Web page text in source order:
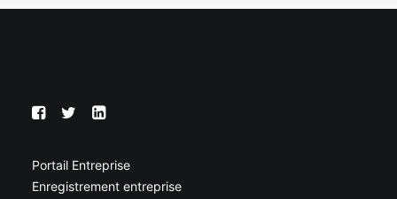
Portail Entreprise
Enregistrement entreprise